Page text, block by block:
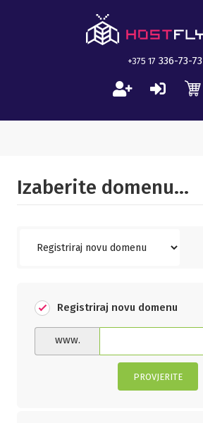
+375 17 336-73-73
Izaberite domenu...
Registriraj novu domenu
www.
PROVJERITE